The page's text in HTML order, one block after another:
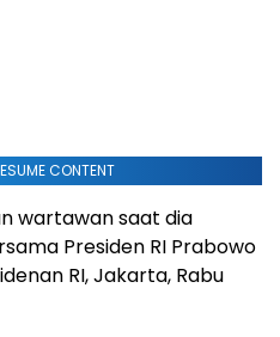
CONTENT
wartawan saat dia
Presiden RI Prabowo
RI, Jakarta, Rabu